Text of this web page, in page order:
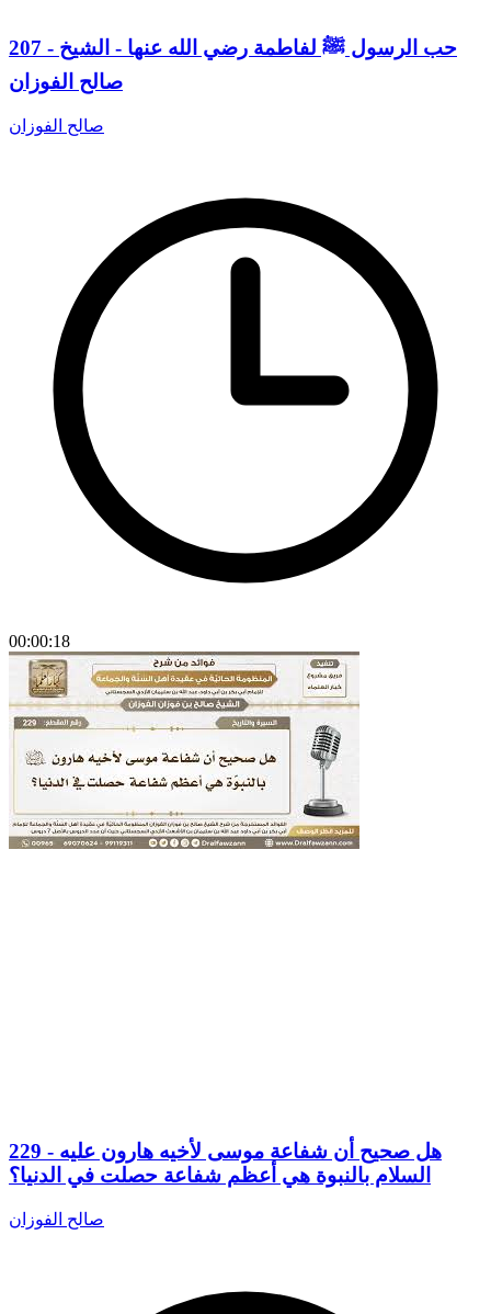
207 - حب الرسول ﷺ لفاطمة رضي الله عنها - الشيخ
صالح الفوزان
صالح الفوزان
00:00:18
229 - هل صحيح أن شفاعة موسى لأخيه هارون عليه
السلام بالنبوة هي أعظم شفاعة حصلت في الدنيا؟
صالح الفوزان